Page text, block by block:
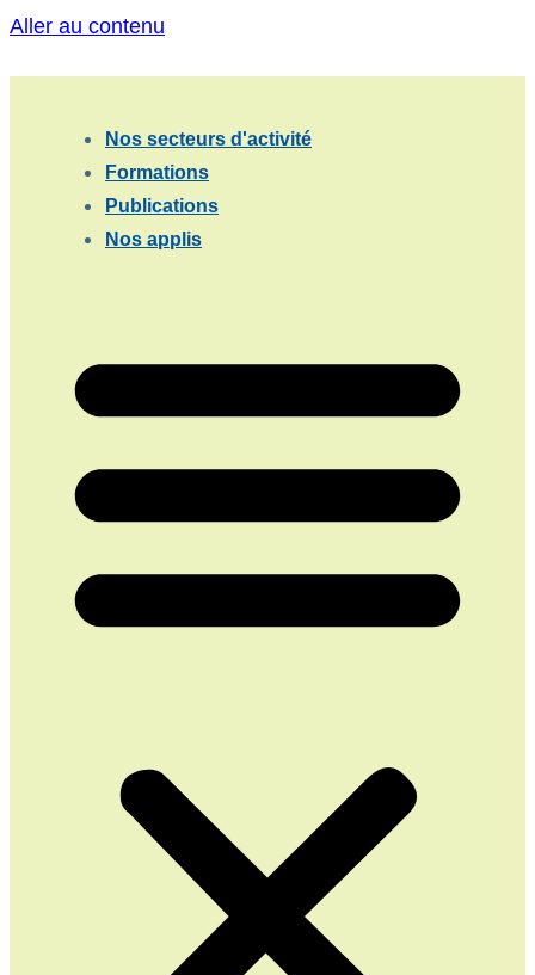
Aller au contenu
Nos secteurs d'activité
Formations
Publications
Nos applis